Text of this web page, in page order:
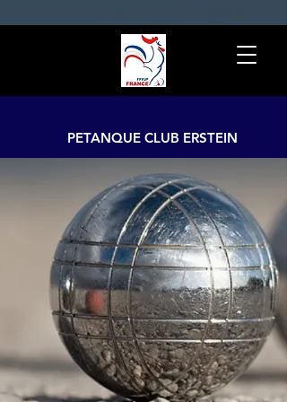
PETANQUE CLUB ERSTEIN